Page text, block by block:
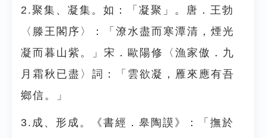
2.聚集、凝集。如：「凝聚」。唐．王勃
〈滕王閣序〉：「潦水盡而寒潭清，煙光
凝而暮山紫。」宋．歐陽修〈漁家傲．九
月霜秋已盡〉詞：「雲欲凝，雁來應有吾
鄉信。」
3.成、形成。《書經．皋陶謨》：「撫於